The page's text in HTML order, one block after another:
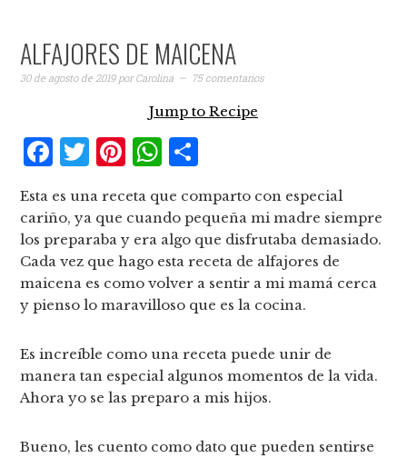
ALFAJORES DE MAICENA
30 de agosto de 2019porCarolina 75 comentarios
Jump to Recipe
Facebook
Twitter
Pinterest
WhatsApp
Esta es una receta que comparto con especial
cariño, ya que cuando pequeña mi madre siempre
los preparaba y era algo que disfrutaba demasiado.
Cada vez que hago esta receta de alfajores de
maicena es como volver a sentir a mi mamá cerca
y pienso lo maravilloso que es la cocina.
Es increíble como una receta puede unir de
manera tan especial algunos momentos de la vida.
Ahora yo se las preparo a mis hijos.
Bueno, les cuento como dato que pueden sentirse